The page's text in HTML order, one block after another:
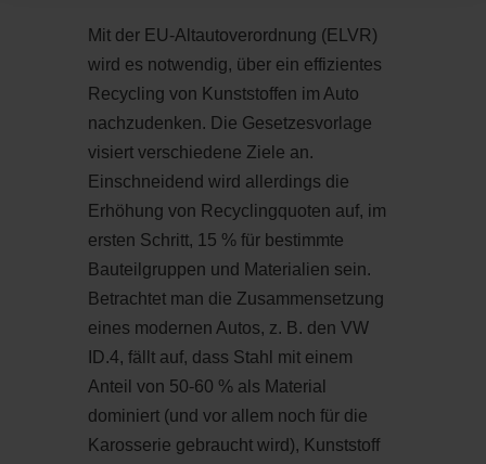
Mit der EU-Altautoverordnung (ELVR)
wird es notwendig, über ein effizientes
Recycling von Kunststoffen im Auto
nachzudenken. Die Gesetzesvorlage
visiert verschiedene Ziele an.
Einschneidend wird allerdings die
Erhöhung von Recyclingquoten auf, im
ersten Schritt, 15 % für bestimmte
Bauteilgruppen und Materialien sein.
Betrachtet man die Zusammensetzung
eines modernen Autos, z. B. den VW
ID.4, fällt auf, dass Stahl mit einem
Anteil von 50-60 % als Material
dominiert (und vor allem noch für die
Karosserie gebraucht wird), Kunststoff